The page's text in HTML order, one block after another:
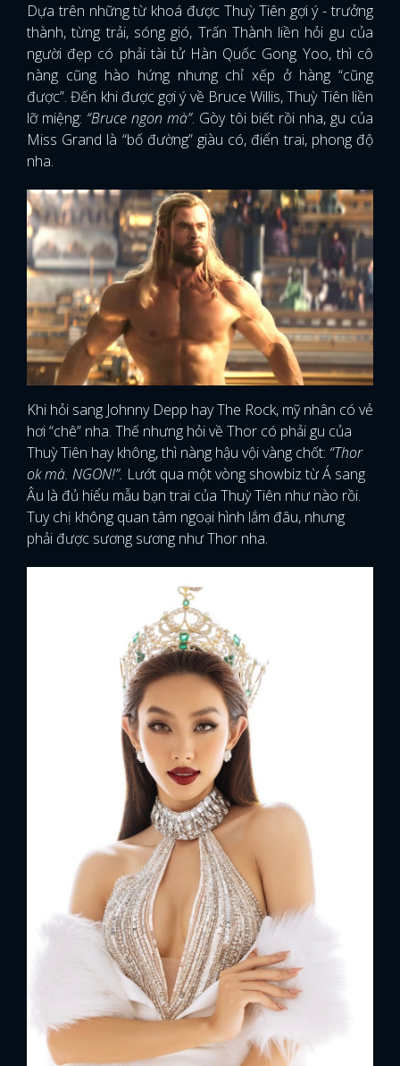
ĐĂNG NHẬP
Dựa trên những từ khoá được Thuỳ Tiên gợi ý - trưởng
thành, từng trải, sóng gió, Trấn Thành liền hỏi gu của
người đẹp có phải tài tử Hàn Quốc Gong Yoo, thì cô
nàng cũng hào hứng nhưng chỉ xếp ở hàng “cũng
được”. Đến khi được gợi ý về Bruce Willis, Thuỳ Tiên liền
lỡ miệng: “Bruce ngon mà”. Gòy tôi biết rồi nha, gu của
Miss Grand là “bố đường” giàu có, điển trai, phong độ
nha.
Khi hỏi sang Johnny Depp hay The Rock, mỹ nhân có vẻ
hơi “chê” nha. Thế nhưng hỏi về Thor có phải gu của
Thuỳ Tiên hay không, thì nàng hậu vội vàng chốt: “Thor
ok mà. NGON!”. Lướt qua một vòng showbiz từ Á sang
Âu là đủ hiểu mẫu bạn trai của Thuỳ Tiên như nào rồi.
Tuy chị không quan tâm ngoại hình lắm đâu, nhưng
phải được sương sương như Thor nha.